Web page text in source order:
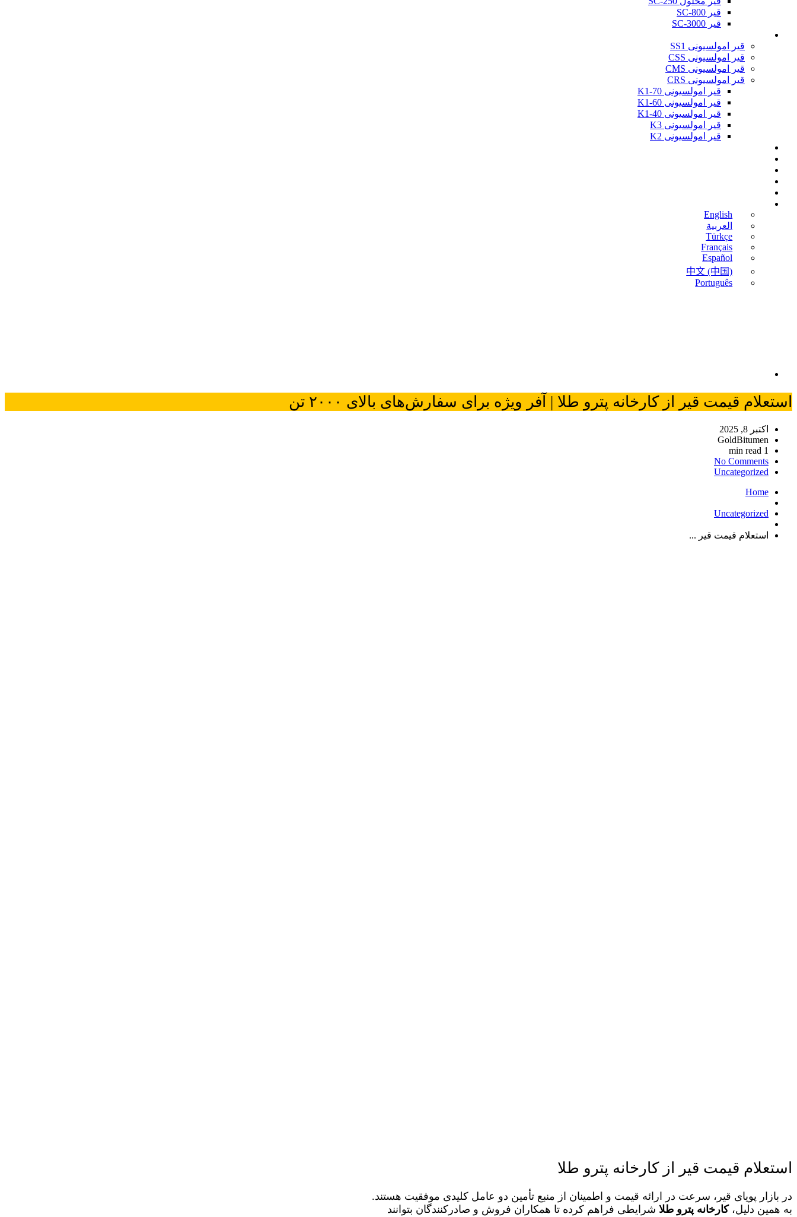
قیر SC-800
قیر SC-3000
قیر امولسیونی SS1
قیر امولسیونی CSS
قیر امولسیونی CMS
قیر امولسیونی CRS
قیر امولسیونی K1-70
قیر امولسیونی K1-60
قیر امولسیونی K1-40
قیر امولسیونی K3
قیر امولسیونی K2
English
العربية
Türkçe
Français
Español
中文 (中国)
Português
استعلام قیمت قیر از کارخانه پترو طلا | آفر ویژه برای سفارش‌های بالای ۲۰۰۰ تن
اکتبر 8, 2025
GoldBitumen
1 min read
No Comments
Uncategorized
Home
Uncategorized
استعلام قیمت قیر ...
استعلام قیمت قیر از کارخانه پترو طلا
در بازار پویای قیر، سرعت در ارائه قیمت و اطمینان از منبع تأمین دو عامل کلیدی موفقیت هستند.
به همین دلیل،کارخانه پترو طلا شرایطی فراهم کرده تا همکاران فروش و صادرکنندگان بتوانند